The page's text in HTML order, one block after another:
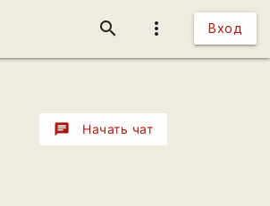
more_vert Вход
search
chat Начать чат